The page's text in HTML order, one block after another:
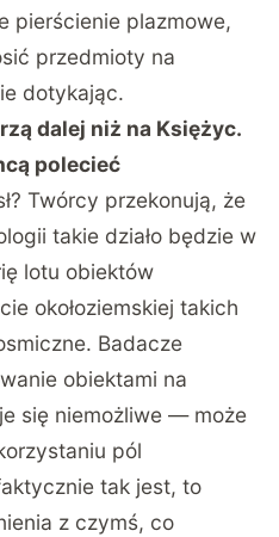
pierścienie plazmowe,
przedmioty na
dotykając.
dalej niż na Księżyc.
polecieć
Twórcy przekonują, że
takie działo będzie w
lotu obiektów
okołoziemskiej takich
Badacze
obiektami na
się niemożliwe — może
pól
tak jest, to
z czymś, co